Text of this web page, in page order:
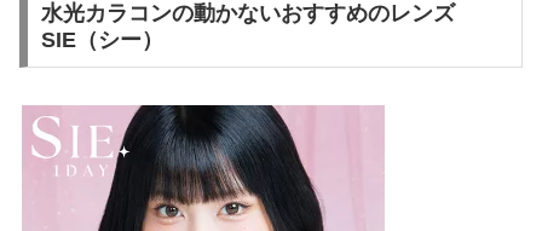
水光カラコンの動かないおすすめのレンズ
SIE（シー）